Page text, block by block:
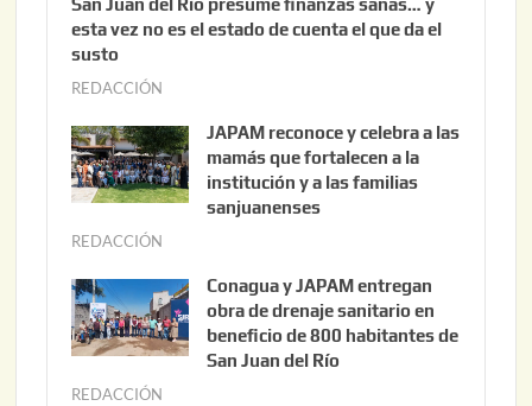
San Juan del Río presume finanzas sanas… y
esta vez no es el estado de cuenta el que da el
susto
REDACCIÓN
o
s
t
,
2
0
JAPAM reconoce y celebra a las
mamás que fortalecen a la
institución y a las familias
sanjuanenses
REDACCIÓN
n
i
o
Conagua y JAPAM entregan
obra de drenaje sanitario en
beneficio de 800 habitantes de
San Juan del Río
REDACCIÓN